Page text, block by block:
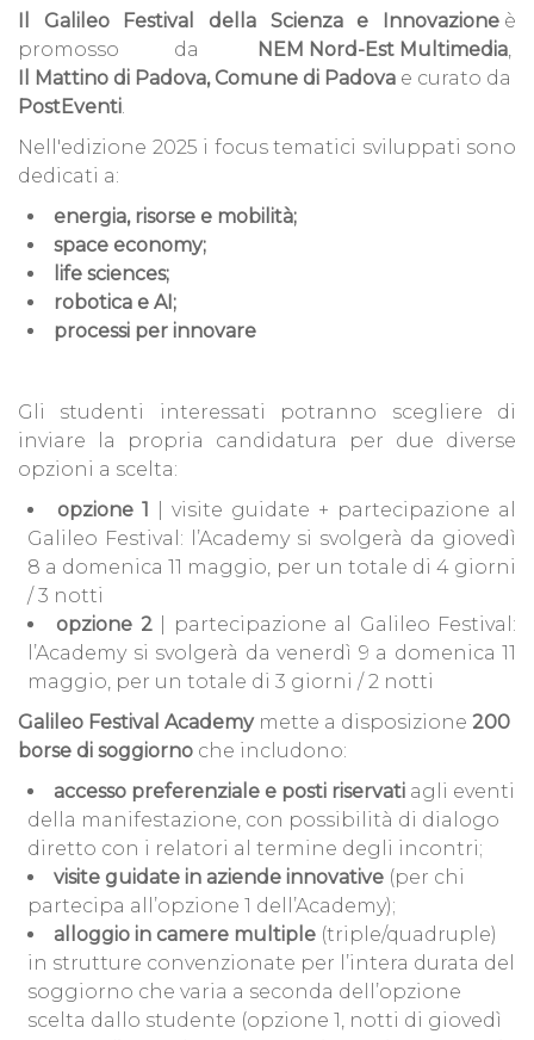
Il Galileo Festival della Scienza e Innovazione è
promosso da
NEM Nord-Est Multimedia,
Il Mattino di Padova, Comune di Padova e curato da
PostEventi.
Nell'edizione 2025 i focus tematici sviluppati sono
dedicati a:
energia, risorse e mobilità;
space economy;
life sciences;
robotica e AI;
processi per innovare
Gli studenti interessati potranno scegliere di
inviare la propria candidatura per due diverse
opzioni a scelta:
opzione 1
| visite guidate + partecipazione al
Galileo Festival: l’Academy si svolgerà da giovedì
8 a domenica 11 maggio, per un totale di 4 giorni
/ 3 notti
opzione 2| partecipazione al Galileo Festival:
l’Academy si svolgerà da venerdì 9 a domenica 11
maggio, per un totale di 3 giorni / 2 notti
Galileo Festival Academy mette a disposizione 200
borse di soggiorno che includono:
accesso preferenziale e posti riservati agli eventi
della manifestazione, con possibilità di dialogo
diretto con i relatori al termine degli incontri;
visite guidate in aziende innovative (per chi
partecipa all’opzione 1 dell’Academy);
alloggio in camere multiple (triple/quadruple)
in strutture convenzionate per l’intera durata del
soggiorno che varia a seconda dell’opzione
scelta dallo studente (opzione 1, notti di giovedì